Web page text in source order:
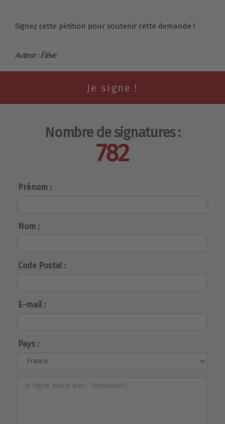
Signez cette pétition pour soutenir cette demande !
Auteur : Élève
Nombre de signatures :
782
Prénom :
Nom :
Code Postal :
E-mail :
Pays :